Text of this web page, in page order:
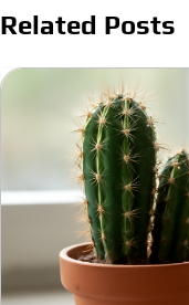
Related Posts